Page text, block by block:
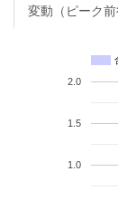
変動（ピーク前
1.0
1.5
2.0